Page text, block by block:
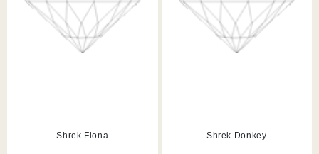
Shrek Fiona Shrek Donkey